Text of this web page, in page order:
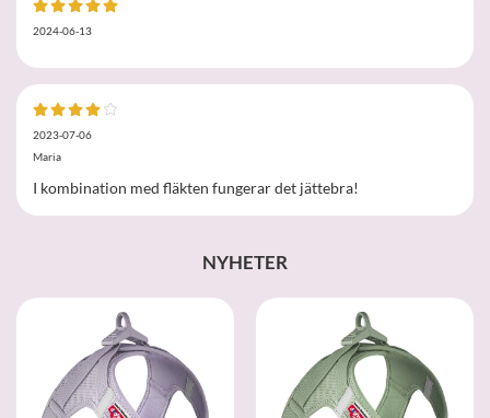
2024-06-13
2023-07-06
Maria
I kombination med fläkten fungerar det jättebra!
NYHETER